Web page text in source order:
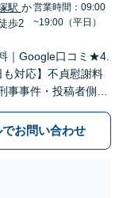
駅 か
歩2
営業時間：09:00
~19:00（平日）
｜Google口コミ★4.
対応】不貞慰謝料
事事件・投稿者側発
イドのサービスで問
推進を強力にサポー
でお問い合わせ